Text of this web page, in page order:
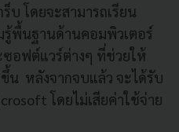
โดยจะสามารถเรียน
พื้นฐานด้านคอมพิวเตอร์
ซอฟต์แวร์ต่างๆ ที่ช่วยให้
น หลังจากจบแล้ว จะได้รับ
โดยไม่เสียค่าใช้จ่าย